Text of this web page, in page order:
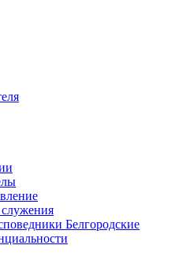
Белгородские